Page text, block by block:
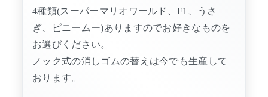
4種類(スーパーマリオワールド、F1、うさ
ぎ、ピニームー)ありますのでお好きなものを
お選びください。
ノック式の消しゴムの替えは今でも生産して
おります。